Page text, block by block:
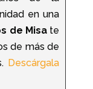
en una
de Misate
de más de
Descárgala